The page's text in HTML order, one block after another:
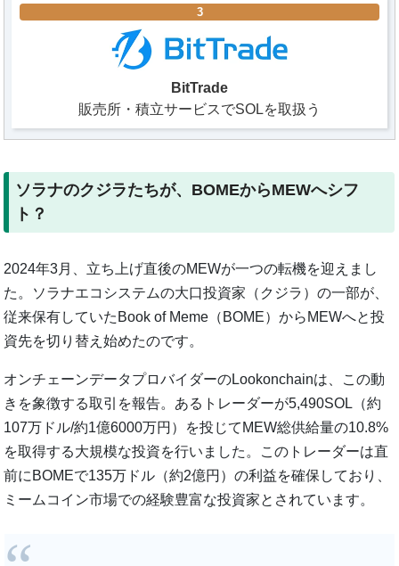
3
BitTrade
販売所・積立サービスでSOLを取扱う
ソラナのクジラたちが、BOMEからMEWへシフ
ト？
2024年3月、立ち上げ直後のMEWが一つの転機を迎えまし
た。ソラナエコシステムの大口投資家（クジラ）の一部が、
従来保有していたBook of Meme（BOME）からMEWへと投
資先を切り替え始めたのです。
オンチェーンデータプロバイダーのLookonchainは、この動
きを象徴する取引を報告。あるトレーダーが5,490SOL（約
107万ドル/約1億6000万円）を投じてMEW総供給量の10.8%
を取得する大規模な投資を行いました。このトレーダーは直
前にBOMEで135万ドル（約2億円）の利益を確保しており、
ミームコイン市場での経験豊富な投資家とされています。